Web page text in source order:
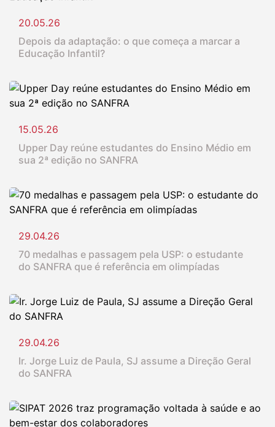
20.05.26
Depois da adaptação: o que começa a marcar a
Educação Infantil?
15.05.26
Upper Day reúne estudantes do Ensino Médio em
sua 2ª edição no SANFRA
29.04.26
70 medalhas e passagem pela USP: o estudante
do SANFRA que é referência em olimpíadas
29.04.26
Ir. Jorge Luiz de Paula, SJ assume a Direção Geral
do SANFRA